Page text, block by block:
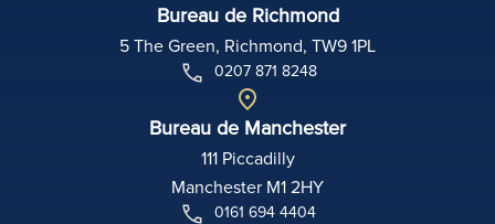
Bureau de Richmond
5 The Green, Richmond, TW9 1PL
0207 871 8248
Bureau de Manchester
111 Piccadilly
Manchester M1 2HY
0161 694 4404